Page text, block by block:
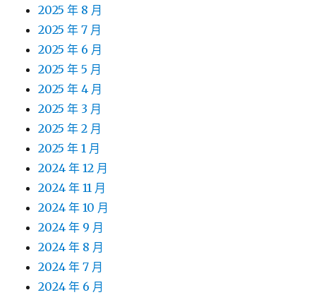
2025 年 8 月
2025 年 7 月
2025 年 6 月
2025 年 5 月
2025 年 4 月
2025 年 3 月
2025 年 2 月
2025 年 1 月
2024 年 12 月
2024 年 11 月
2024 年 10 月
2024 年 9 月
2024 年 8 月
2024 年 7 月
2024 年 6 月